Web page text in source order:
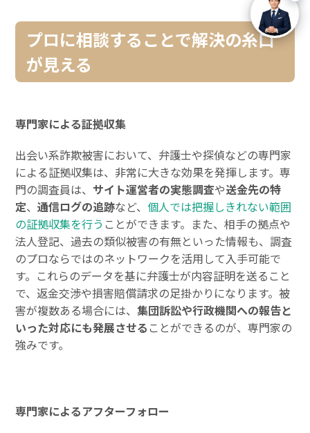
プロに相談することで解決の糸口
が見える
専門家による証拠収集
出会い系詐欺被害において、弁護士や探偵などの専門家
による証拠収集は、非常に大きな効果を発揮します。専
門の調査員は、 サイト運営者の実態調査や送金先の特
定、通信ログの追跡など、 個人では把握しきれない範囲
の証拠収集を行う ことができます。また、相手の拠点や
法人登記、過去の類似被害の有無といった情報も、調査
のプロならではのネットワークを活用して入手可能で
す。これらのデータを基に弁護士が内容証明を送ること
で、返金交渉や損害賠償請求の足掛かりになります。被
害が複数ある場合には、集団訴訟や行政機関への報告と
いった対応にも発展させる ことができるのが、専門家の
強みです。
専門家によるアフターフォロー